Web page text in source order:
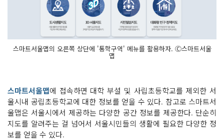
스마트서울맵의 오른쪽 상단에 '통학구역' 메뉴를 활용하자. Ⓒ스마트서울
맵
스마트서울맵에 접속하면 대학 부설 및 사립초등학교를 제외한 서
울시내 공립초등학교에 대한 정보를 얻을 수 있다. 참고로 스마트서
울맵은 서울시에서 제공하는 다양한 공간 정보를 제공한다. 단순히
지도를 알려주는 걸 넘어서 서울시민들의 생활에 필요한 다양한 정
보를 얻을 수 있다.